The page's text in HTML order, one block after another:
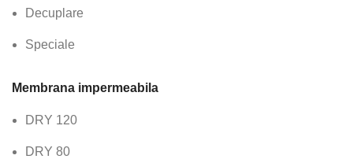
Decuplare
Speciale
Membrana impermeabila
DRY 120
DRY 80